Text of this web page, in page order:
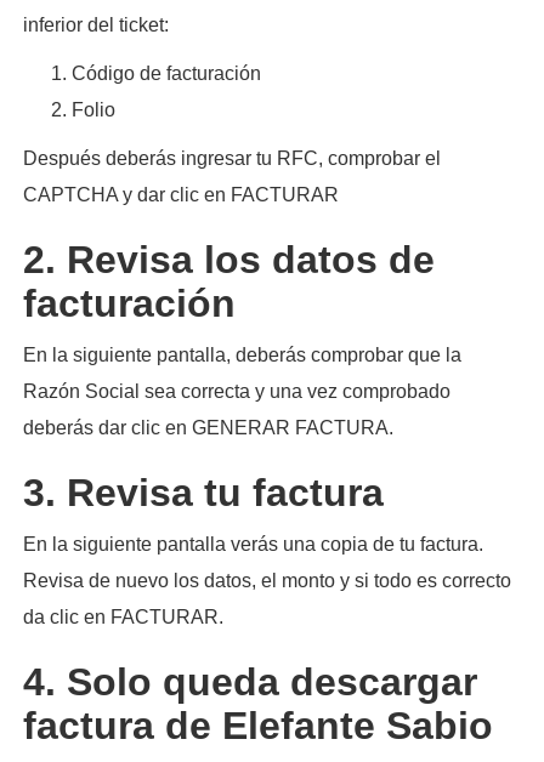
inferior del ticket:
Código de facturación
Folio
Después deberás ingresar tu RFC, comprobar el
CAPTCHA y dar clic en FACTURAR
2. Revisa los datos de
facturación
En la siguiente pantalla, deberás comprobar que la
Razón Social sea correcta y una vez comprobado
deberás dar clic en GENERAR FACTURA.
3. Revisa tu factura
En la siguiente pantalla verás una copia de tu factura.
Revisa de nuevo los datos, el monto y si todo es correcto
da clic en FACTURAR.
4. Solo queda descargar
factura de Elefante Sabio